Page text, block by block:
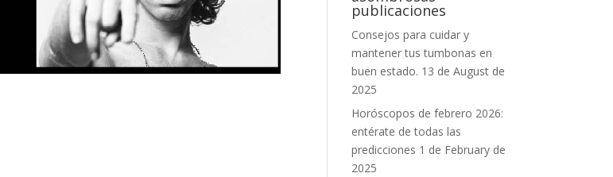
publicaciones
Consejos para cuidar y
mantener tus tumbonas en
buen estado. 13 de August de
2025
Horóscopos de febrero 2026:
entérate de todas las
predicciones 1 de February de
2025